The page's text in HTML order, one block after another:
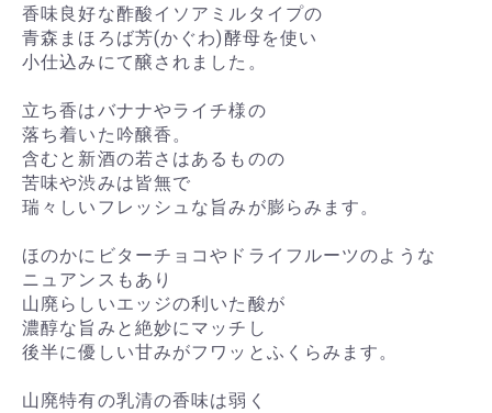
香味良好な酢酸イソアミルタイプの
青森まほろば芳(かぐわ)酵母を使い
小仕込みにて醸されました。
立ち香はバナナやライチ様の
落ち着いた吟醸香。
含むと新酒の若さはあるものの
苦味や渋みは皆無で
瑞々しいフレッシュな旨みが膨らみます。
ほのかにビターチョコやドライフルーツのような
ニュアンスもあり
山廃らしいエッジの利いた酸が
濃醇な旨みと絶妙にマッチし
後半に優しい甘みがフワッとふくらみます。
山廃特有の乳清の香味は弱く